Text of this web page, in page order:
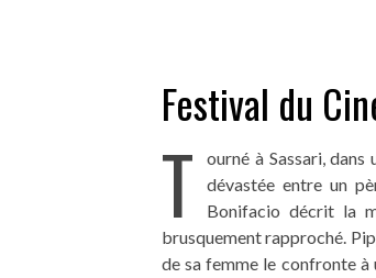
Festival du
T ourné à Sassari, dans
dévastée entre un
Bonifacio décrit la
brusquement rapproché.
de sa femme le confronte à